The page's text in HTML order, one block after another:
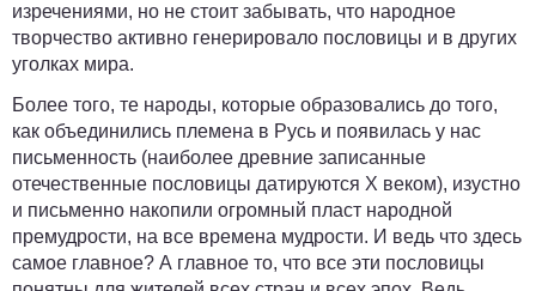
изречениями, но не стоит забывать, что народное
творчество активно генерировало пословицы и в других
уголках мира.
Более того, те народы, которые образовались до того,
как объединились племена в Русь и появилась у нас
письменность (наиболее древние записанные
отечественные пословицы датируются X веком), изустно
и письменно накопили огромный пласт народной
премудрости, на все времена мудрости. И ведь что здесь
самое главное? А главное то, что все эти пословицы